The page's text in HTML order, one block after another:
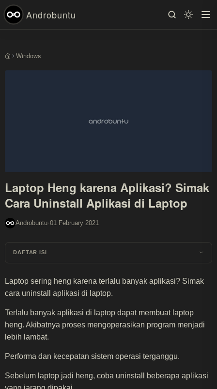
Androbuntu
BerandaWindows
Laptop Heng karena Aplikasi? Simak
Cara Uninstall Aplikasi di Laptop
Androbuntu·01 February 2021
DAFTAR ISI
Laptop sering heng karena terlalu banyak aplikasi? Simak
cara uninstall aplikasi di laptop.
Terlalu banyak aplikasi di laptop dapat membuat laptop
heng. Akibatnya proses mengoperasikan program menjadi
lebih lambat.
Performa dan kecepatan sistem operasi terganggu.
Sebelum laptop jadi heng, coba uninstall beberapa aplikasi